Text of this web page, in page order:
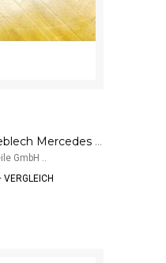
Blech Hitzeschild Hitzeblech Mercedes Benz C-Klasse W204 A6420903141
GmbH ..
VERGLEICH